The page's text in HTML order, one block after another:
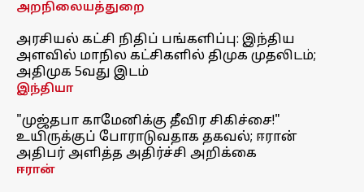
அறநிலையத்துறை
அரசியல் கட்சி நிதிப் பங்களிப்பு: இந்திய
அளவில் மாநில கட்சிகளில் திமுக முதலிடம்;
அதிமுக 5வது இடம்
இந்தியா
"முஜ்தபா காமேனிக்கு தீவிர சிகிச்சை!"
உயிருக்குப் போராடுவதாக தகவல்; ஈரான்
அதிபர் அளித்த அதிர்ச்சி அறிக்கை
ஈரான்